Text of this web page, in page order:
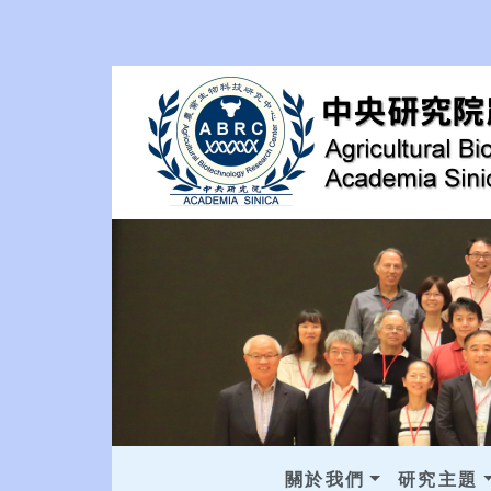
關於我們 研究主題